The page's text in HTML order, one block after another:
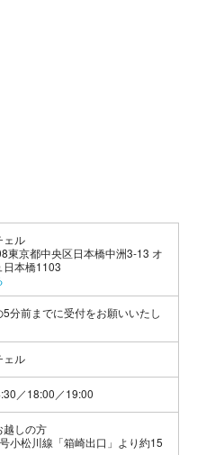
ェル
東京都中央区日本橋中洲3-13 オ
日本橋1103
分前までに受付をお願いいたし
ェル
／18:00／19:00
越しの方
小松川線「箱崎出口」より約15